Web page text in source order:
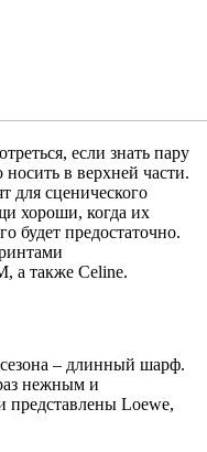
если знать пару
в верхней части.
для сценического
хороши, когда их
будет предостаточно.
а также Celine.
– длинный шарф.
нежным и
Loewe,